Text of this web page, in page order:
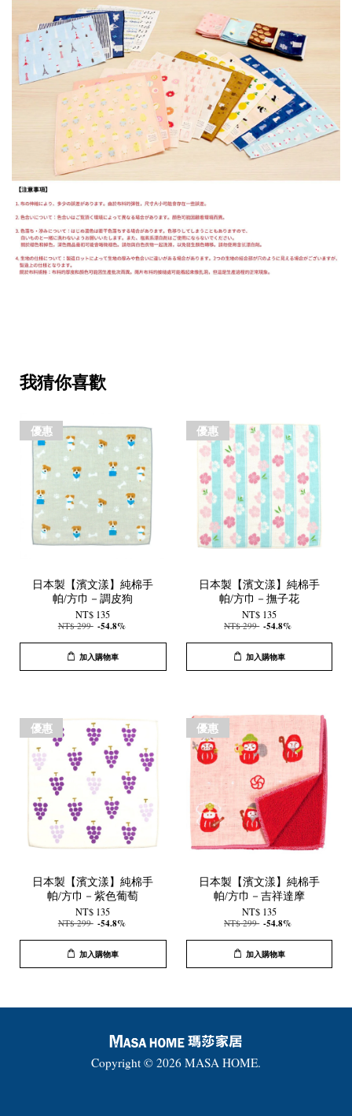
我猜你喜歡
優惠
日本製【濱文漾】純棉手
帕/方巾－調皮狗
NT$ 135
NT$ 299 -54.8%
加入購物車
優惠
日本製【濱文漾】純棉手
帕/方巾－撫子花
NT$ 135
NT$ 299 -54.8%
加入購物車
優惠
日本製【濱文漾】純棉手
帕/方巾－紫色葡萄
NT$ 135
NT$ 299 -54.8%
加入購物車
優惠
日本製【濱文漾】純棉手
帕/方巾－吉祥達摩
NT$ 135
NT$ 299 -54.8%
加入購物車
Copyright © 2026 MASA HOME.